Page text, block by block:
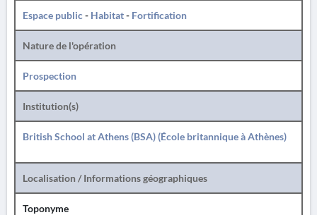
Espace public- Habitat- Fortification
Nature de l'opération
Prospection
Institution(s)
British School at Athens (BSA) (École britannique à Athènes)
Localisation / Informations géographiques
Toponyme